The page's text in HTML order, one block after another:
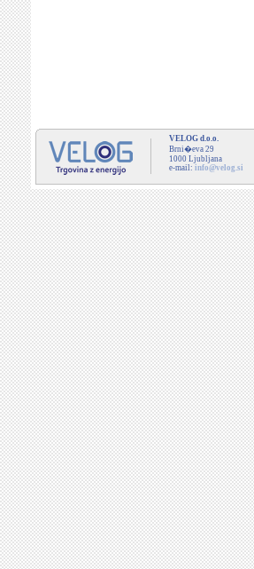
VELOG d.o.o.
Brni�eva 29
1000 Ljubljana
e-mail: info@velog.si